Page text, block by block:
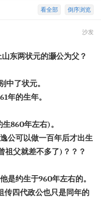
倒序浏览
看全部
沙发
东两状元的灏公为父？
中了状元。
年的生年。
生86O年左右)。
公可以做一百年后才出生
祖父就差不多了) ？？？
是约生于96O年左右的。
传四代政公也只是同年的